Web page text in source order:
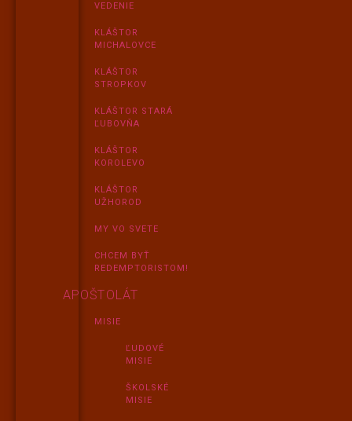
VEDENIE
KLÁŠTOR
MICHALOVCE
KLÁŠTOR
STROPKOV
KLÁŠTOR STARÁ
ĽUBOVŇA
KLÁŠTOR
KOROLEVO
KLÁŠTOR
UŽHOROD
MY VO SVETE
CHCEM BYŤ
REDEMPTORISTOM!
APOŠTOLÁT
MISIE
ĽUDOVÉ
MISIE
ŠKOLSKÉ
MISIE